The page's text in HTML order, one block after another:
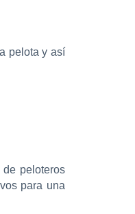
pelota y así
peloteros
para una